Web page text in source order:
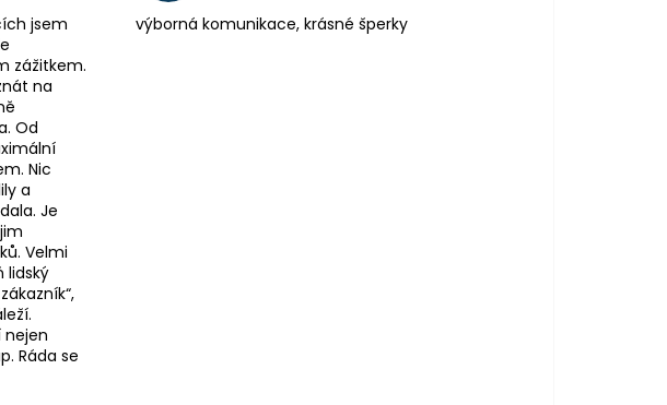
jsem
zážitkem.
na
Od
Nic
a
Je
Velmi
lidský
nejen
Ráda se
výborná komunikace, krásné šperky